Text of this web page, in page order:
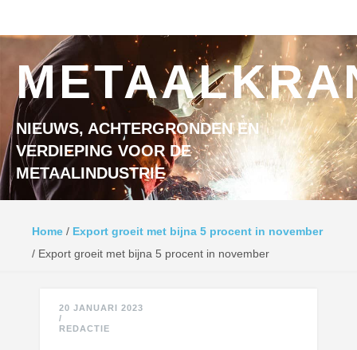
NIEUWS, ACHTERGRONDEN EN
VERDIEPING VOOR DE
METAALINDUSTRIE
Home / Export groeit met bijna 5 procent in november
/ Export groeit met bijna 5 procent in november
20 JANUARI 2023
/
REDACTIE